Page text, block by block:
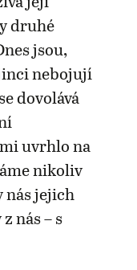
druhé
jsou,
nebojují
dovolává
uvrhlo na
nikoliv
nás jejich
nás – s